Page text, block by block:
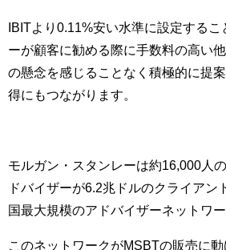
IBITより0.11%安い水準に設定する
ーが顧客に勧める際に手数料の高い
の懸念を感じることなく積極的に提
得にもつながります。
モルガン・スタンレーは約16,000人
ドバイザーが6.2兆ドルのクライアン
国最大規模のアドバイザーネットワ
このネットワークがMSBTの販売に